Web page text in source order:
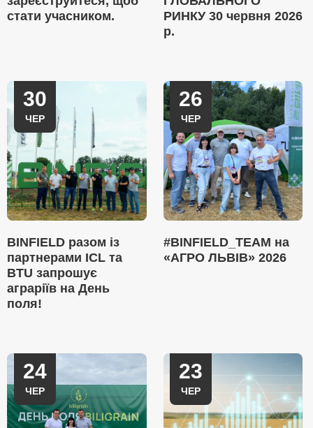
стати учасником.
РИНКУ 30 червня 2026
р.
30
ЧЕР
BINFIELD разом із
партнерами ICL та
BTU запрошує
аграріїв на День
поля!
26
ЧЕР
#BINFIELD_TEAM на
«АГРО ЛЬВІВ» 2026
24
ЧЕР
23
ЧЕР